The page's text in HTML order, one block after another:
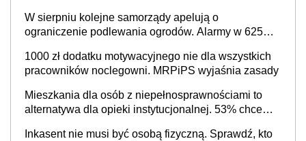
W sierpniu kolejne samorządy apelują o
ograniczenie podlewania ogrodów. Alarmy w 625
cały kraj
1000 zł dodatku motywacyjnego nie dla wszystkich
pracowników noclegowni. MRPiPS wyjaśnia zasady
Mieszkania dla osób z niepełnosprawnościami to
alternatywa dla opieki instytucjonalnej. 53% chce
Inkasent nie musi być osobą fizyczną. Sprawdź, kto